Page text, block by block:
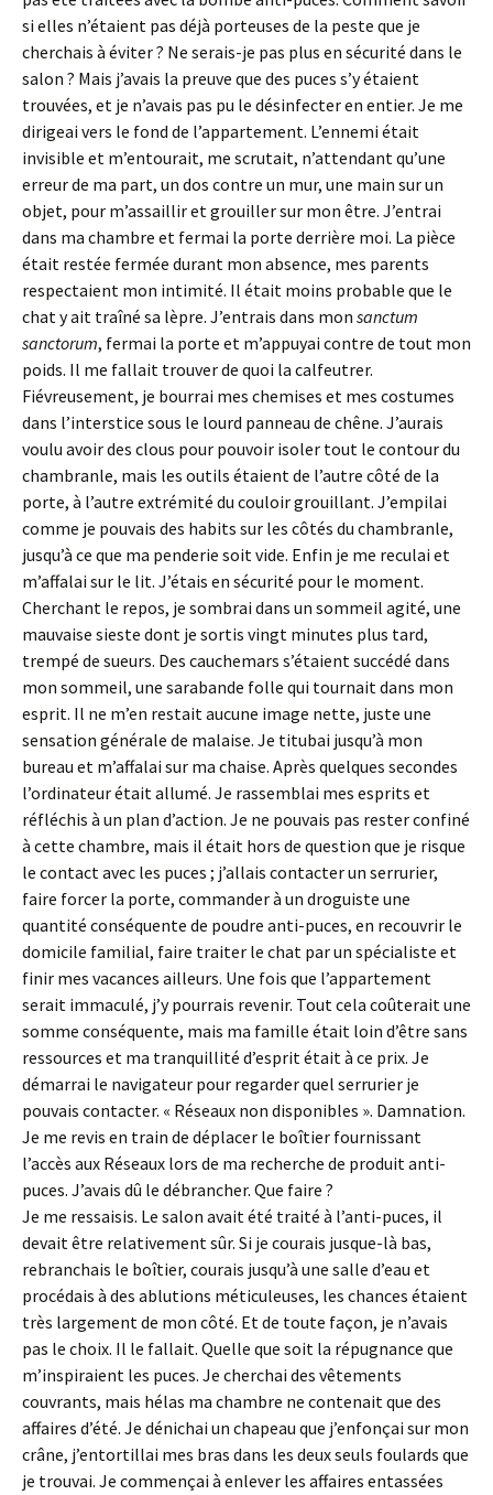
si elles n’étaient pas déjà porteuses de la peste que je
cherchais à éviter ? Ne serais-je pas plus en sécurité dans le
salon ? Mais j’avais la preuve que des puces s’y étaient
trouvées, et je n’avais pas pu le désinfecter en entier. Je me
dirigeai vers le fond de l’appartement. L’ennemi était
invisible et m’entourait, me scrutait, n’attendant qu’une
erreur de ma part, un dos contre un mur, une main sur un
objet, pour m’assaillir et grouiller sur mon être. J’entrai
dans ma chambre et fermai la porte derrière moi. La pièce
était restée fermée durant mon absence, mes parents
respectaient mon intimité. Il était moins probable que le
chat y ait traîné sa lèpre. J’entrais dans mon sanctum
sanctorum, fermai la porte et m’appuyai contre de tout mon
poids. Il me fallait trouver de quoi la calfeutrer.
Fiévreusement, je bourrai mes chemises et mes costumes
dans l’interstice sous le lourd panneau de chêne. J’aurais
voulu avoir des clous pour pouvoir isoler tout le contour du
chambranle, mais les outils étaient de l’autre côté de la
porte, à l’autre extrémité du couloir grouillant. J’empilai
comme je pouvais des habits sur les côtés du chambranle,
jusqu’à ce que ma penderie soit vide. Enfin je me reculai et
m’affalai sur le lit. J’étais en sécurité pour le moment.
Cherchant le repos, je sombrai dans un sommeil agité, une
mauvaise sieste dont je sortis vingt minutes plus tard,
trempé de sueurs. Des cauchemars s’étaient succédé dans
mon sommeil, une sarabande folle qui tournait dans mon
esprit. Il ne m’en restait aucune image nette, juste une
sensation générale de malaise. Je titubai jusqu’à mon
bureau et m’affalai sur ma chaise. Après quelques secondes
l’ordinateur était allumé. Je rassemblai mes esprits et
réfléchis à un plan d’action. Je ne pouvais pas rester confiné
à cette chambre, mais il était hors de question que je risque
le contact avec les puces ; j’allais contacter un serrurier,
faire forcer la porte, commander à un droguiste une
quantité conséquente de poudre anti-puces, en recouvrir le
domicile familial, faire traiter le chat par un spécialiste et
finir mes vacances ailleurs. Une fois que l’appartement
serait immaculé, j’y pourrais revenir. Tout cela coûterait une
somme conséquente, mais ma famille était loin d’être sans
ressources et ma tranquillité d’esprit était à ce prix. Je
démarrai le navigateur pour regarder quel serrurier je
pouvais contacter. « Réseaux non disponibles ». Damnation.
Je me revis en train de déplacer le boîtier fournissant
l’accès aux Réseaux lors de ma recherche de produit anti-
puces. J’avais dû le débrancher. Que faire ?
Je me ressaisis. Le salon avait été traité à l’anti-puces, il
devait être relativement sûr. Si je courais jusque-là bas,
rebranchais le boîtier, courais jusqu’à une salle d’eau et
procédais à des ablutions méticuleuses, les chances étaient
très largement de mon côté. Et de toute façon, je n’avais
pas le choix. Il le fallait. Quelle que soit la répugnance que
m’inspiraient les puces. Je cherchai des vêtements
couvrants, mais hélas ma chambre ne contenait que des
affaires d’été. Je dénichai un chapeau que j’enfonçai sur mon
crâne, j’entortillai mes bras dans les deux seuls foulards que
je trouvai. Je commençai à enlever les affaires entassées